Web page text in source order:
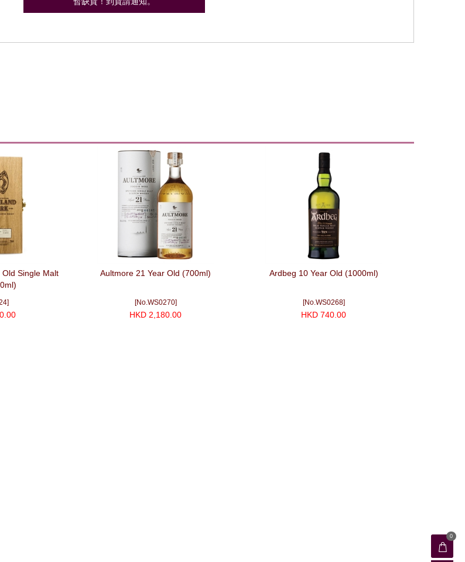
0
Single Malt
Aultmore 21 Year Old (700ml)
[No.WS0270]
HKD 2,180.00
Ardbeg 10 Year Old (1000ml)
[No.WS0268]
HKD 740.00